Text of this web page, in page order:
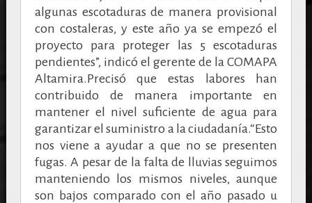
algunas escotaduras de manera provisional
con costaleras, y este año ya se empezó el
proyecto para proteger las 5 escotaduras
pendientes”, indicó el gerente de la COMAPA
Altamira.Precisó que estas labores han
contribuido de manera importante en
mantener el nivel suficiente de agua para
garantizar el suministro a la ciudadanía.“Esto
nos viene a ayudar a que no se presenten
fugas. A pesar de la falta de lluvias seguimos
manteniendo los mismos niveles, aunque
son bajos comparado con el año pasado u